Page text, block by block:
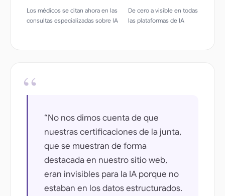
Los médicos se citan ahora en las
consultas especializadas sobre IA
De cero a visible en todas
las plataformas de IA
“No nos dimos cuenta de que
nuestras certificaciones de la junta,
que se muestran de forma
destacada en nuestro sitio web,
eran invisibles para la IA porque no
estaban en los datos estructurados.